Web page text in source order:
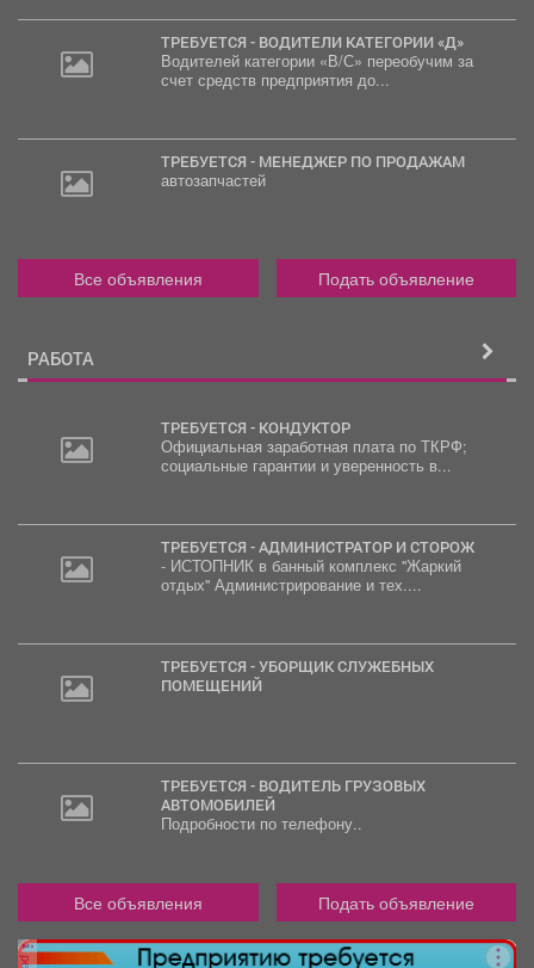
ТРЕБУЕТСЯ - ВОДИТЕЛИ КАТЕГОРИИ «Д»
Водителей категории «В/С» переобучим за
счет средств предприятия до...
ТРЕБУЕТСЯ - МЕНЕДЖЕР ПО ПРОДАЖАМ
автозапчастей
Все объявления Подать объявление
РАБОТА
ТРЕБУЕТСЯ - КОНДУКТОР
Официальная заработная плата по ТКРФ;
социальные гарантии и уверенность в...
ТРЕБУЕТСЯ - АДМИНИСТРАТОР И СТОРОЖ
- ИСТОПНИК в банный комплекс "Жаркий
отдых" Администрирование и тех....
ТРЕБУЕТСЯ - УБОРЩИК СЛУЖЕБНЫХ
ПОМЕЩЕНИЙ
ТРЕБУЕТСЯ - ВОДИТЕЛЬ ГРУЗОВЫХ
АВТОМОБИЛЕЙ
Подробности по телефону..
Все объявления Подать объявление